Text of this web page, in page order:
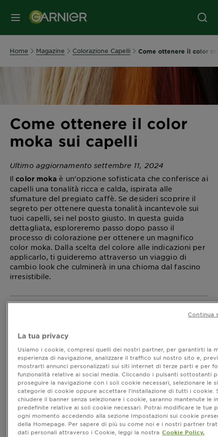
MENU
Home Magazine Colorazione Capelli Come ottenere il color
Come ottenere il color
moka sui capelli
Ultimo aggiornamento settembre 11, 2024
Ilcolor moka è un'opzione sofisticata che conferisce ai
capelli una tonalità ricca e calda, ispirata alle
sfumature del pregiato caffè. Se desideri scoprire il
segreto per ottenere questa tonalità incantevole sui
tuoi capelli, sei nel posto giusto. In questa guida
dettagliata, esploreremo passo dopo passo il
processo di colorazione per ottenere un magnifico
color moka. Dalla scelta del colore alle indicazioni per
applicarlo, ti guideremo attraverso un viaggio di
cambio look che culminerà in una chioma dal fascino
irresistibile.
Il termine "moka" evoca immagini di caffè
aromatico e delizioso, ma nel mondo della
colorazione dei capelli, questo termine ha un
significato tutto suo. Ilcolore mokaè una tonalità
ricca e calda che prende ispirazione dalle sfumature
del pregiato caffè moka. È una tonalità cromatica
intermedia tra il cioccolato scuro e il castano caldo,
conferendo ai capelli unaspetto sofisticato
Le caratteristiche distintive delcolore moka capelli
La tua privacy
Usiamo i cookie, compresi quelli dei nostri partner, per garantirti la
esperienza di navigazione, analizzare il traffico sul nostro sito e,
mostrarti annunci personalizzati sui siti internet di terze parti e per
funzionalità relative ai social media. Cliccando i pulsanti sottostanti
proseguire la navigazione con i soli cookie necessari, selezionare le
categorie di cookie oppure accettare l’installazione di tutti i cookie.
chiudere il banner senza selezionare i cookie, saranno mantenute le
predefinite relative ai soli cookie necessari. Potrai modificare le tue
ogni momento accedendo alla sezione Impostazioni sui cookie
della Homepage. Per sapere di più su come noi e i nostri partner
dati personali attraverso i Cookie, leggi la nostra Cookie Policy.
Continua